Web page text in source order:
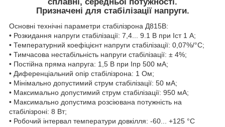
Призначені для стабілізації напруги.
Основні технічні параметри стабілізрона Д815В:
• Розкидання напруги стабілізації: 7,4... 9.1 В при Iст 1 А;
• Температурний коефіцієнт напруги стабілізації: 0,07%/°С;
• Тимчасова нестабільність напруги стабілізації: ± 4%;
• Постійна пряма напруга: 1,5 В при Iпр 500 мА;
• Диференціальний опір стабілізрона: 1 Ом;
• Мінімально допустимий струм стабілізації: 50 мА;
• Максимально допустимий струм стабілізації: 950 мА;
• Максимально допустима розсіювана потужність на
стабілізроні: 8 Вт;
• Робочий інтервал температури довкілля: -60... +125 °С